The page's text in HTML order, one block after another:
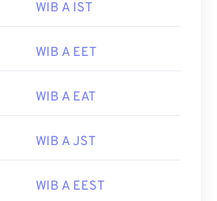
WIB A IST
WIB A EET
WIB A EAT
WIB A JST
WIB A EEST